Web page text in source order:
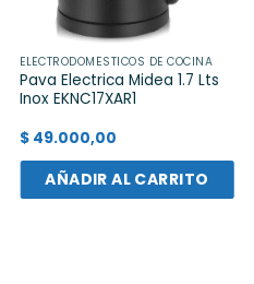
ELECTRODOMÉSTICOS DE COCINA
Pava Electrica Midea 1.7 Lts
Inox EKNC17XAR1
$ 49.000,00
AÑADIR AL CARRITO